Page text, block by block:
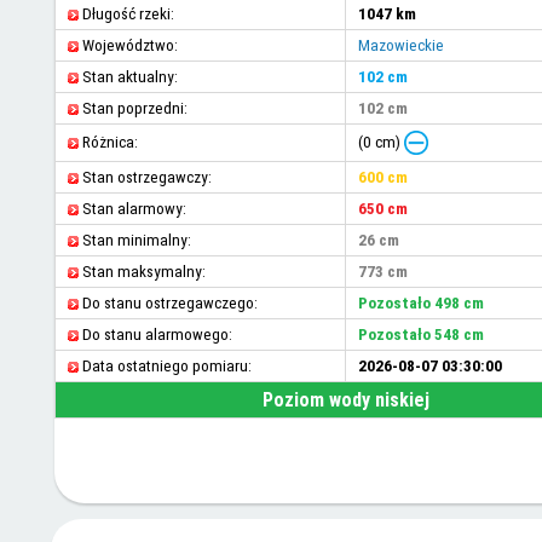
Długość rzeki:
1047 km
Województwo:
Mazowieckie
Stan aktualny:
102 cm
Stan poprzedni:
102 cm
Różnica:
(0 cm)
Stan ostrzegawczy:
600 cm
Stan alarmowy:
650 cm
Stan minimalny:
26 cm
Stan maksymalny:
773 cm
Do stanu ostrzegawczego:
Pozostało 498 cm
Do stanu alarmowego:
Pozostało 548 cm
Data ostatniego pomiaru:
2026-08-07 03:30:00
Poziom wody niskiej